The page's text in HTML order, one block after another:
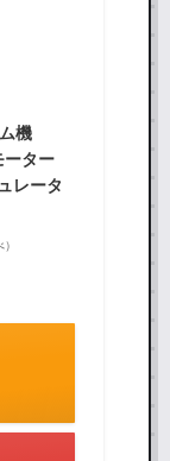
機
ター
レータ